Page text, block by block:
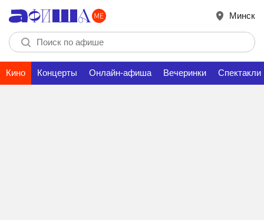
Минск
Кино Концерты Онлайн-афиша Вечеринки Спектакли